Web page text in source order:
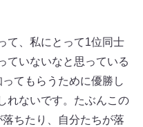
て、私にとって1位同士
ていないなと思っている
てもらうために優勝し
れないです。たぶんこの
ちたり、自分たちが落